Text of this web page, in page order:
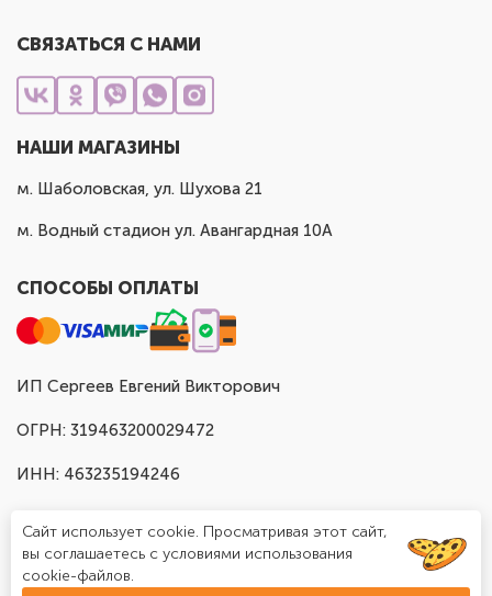
СВЯЗАТЬСЯ С НАМИ
НАШИ МАГАЗИНЫ
м. Шаболовская, ул. Шухова 21
м. Водный стадион ул. Авангардная 10А
СПОСОБЫ ОПЛАТЫ
ИП Сергеев Евгений Викторович
ОГРН: 319463200029472
ИНН: 463235194246
Сайт использует cookie. Просматривая этот сайт,
вы соглашаетесь с условиями использования
cookie-файлов.